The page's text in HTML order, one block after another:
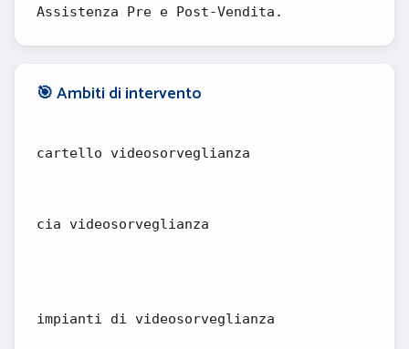
Assistenza Pre e Post-Vendita.
🎯 Ambiti di intervento
cartello videosorveglianza
cia videosorveglianza
impianti di videosorveglianza